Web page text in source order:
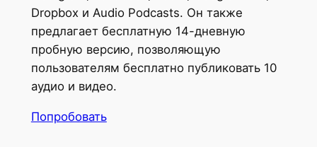
Dropbox и Audio Podcasts. Он также
предлагает бесплатную 14-дневную
пробную версию, позволяющую
пользователям бесплатно публиковать 10
аудио и видео.
Попробовать